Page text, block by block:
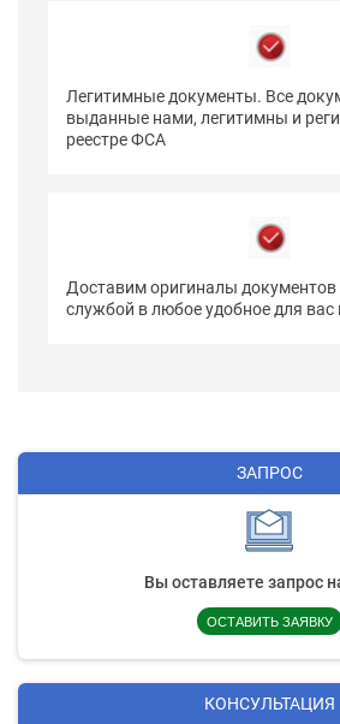
Легитимные документы. Все
выданные нами, легитимны и
реестре ФСА
Доставим оригиналы документов
службой в любое удобное для вас
ЗАПРОС
Вы оставляете запрос
ОСТАВИТЬ ЗАЯВКУ
КОНСУЛЬТАЦИЯ